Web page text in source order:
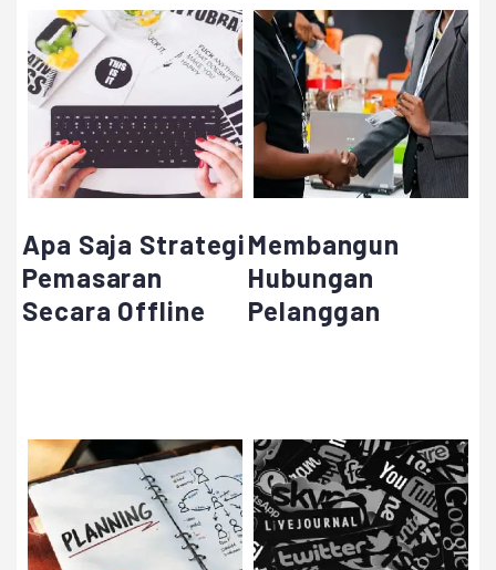
Apa Saja Strategi
Pemasaran
Secara Offline
Membangun
Hubungan
Pelanggan